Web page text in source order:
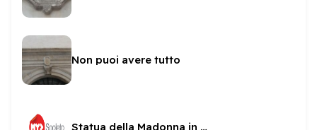
Non puoi avere tutto
Statua della Madonna in una nicchia di San sabino